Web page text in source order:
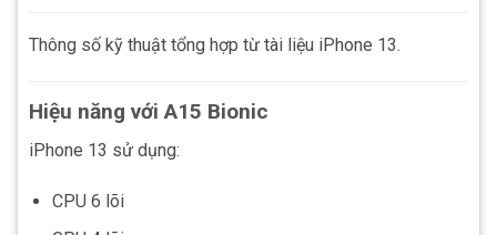
Thông số kỹ thuật tổng hợp từ tài liệu iPhone 13.
Hiệu năng với A15 Bionic
iPhone 13 sử dụng:
CPU 6 lõi